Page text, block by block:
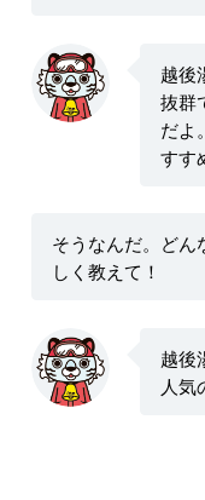
越後
抜群
だよ
すす
そうなんだ。どん
しく教えて！
越後
人気